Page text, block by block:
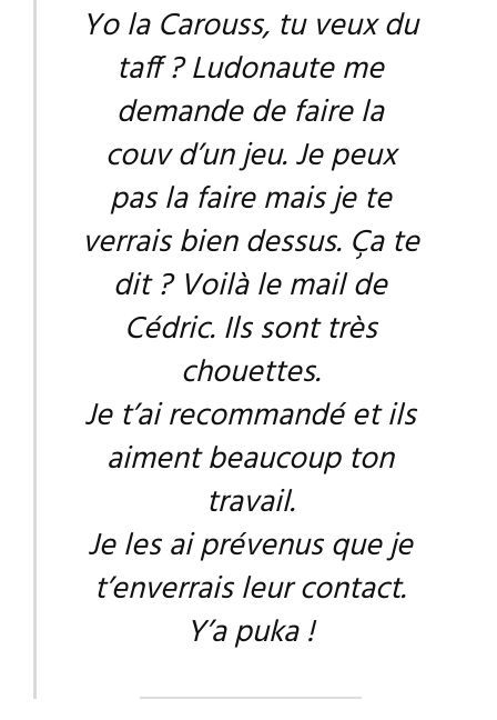
Yo la Carouss, tu veux du
taff ? Ludonaute me
demande de faire la
couv d’un jeu. Je peux
pas la faire mais je te
verrais bien dessus. Ça te
dit ? Voilà le mail de
Cédric. Ils sont très
chouettes.
Je t’ai recommandé et ils
aiment beaucoup ton
travail.
Je les ai prévenus que je
t’enverrais leur contact.
Y’a puka !